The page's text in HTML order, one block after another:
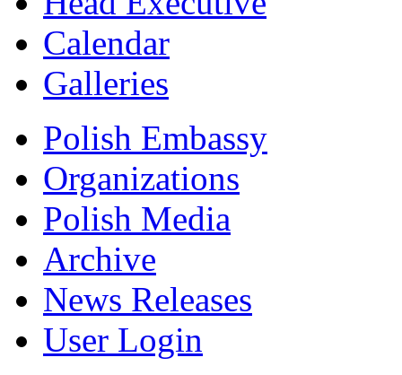
Calendar
Galleries
Polish Embassy
Organizations
Polish Media
Archive
News Releases
User Login